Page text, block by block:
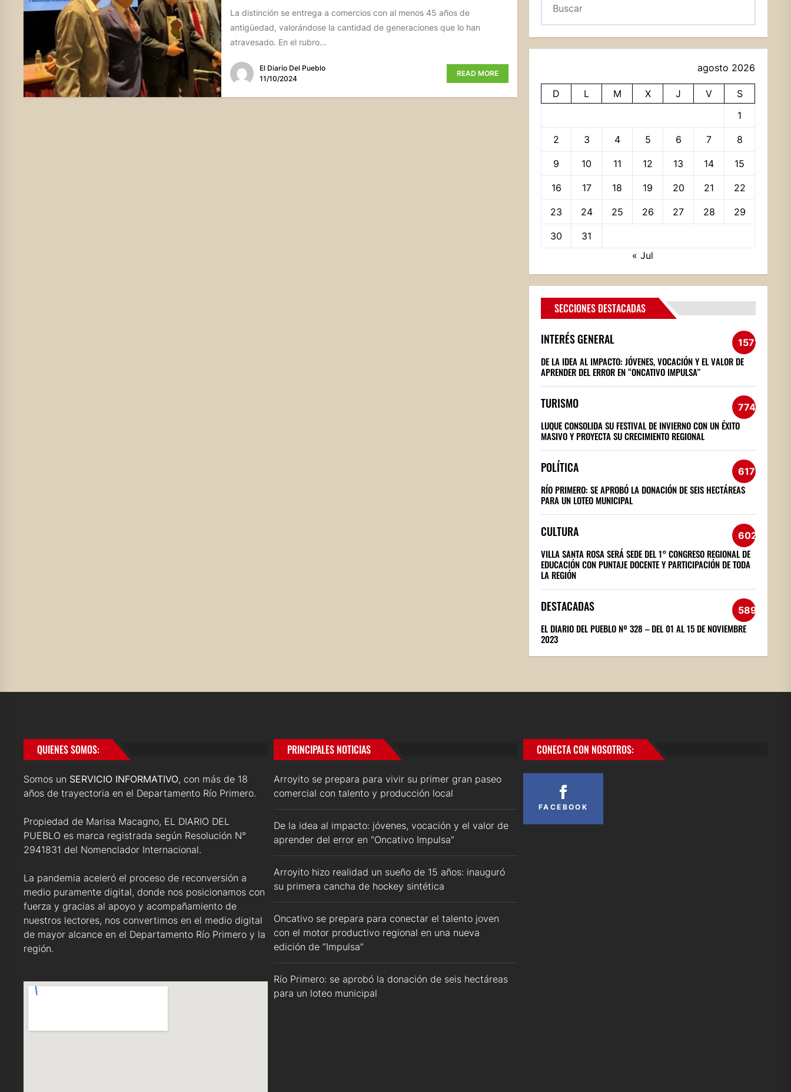
La distinción se entrega a comercios con al menos 45 años de
antigüedad, valorándose la cantidad de generaciones que lo han
atravesado. En el rubro...
El Diario Del Pueblo
11/10/2024
READ MORE agosto 2026
D L M X J V
S
1
2 3 4 5 6 7 8
9 10 11 12 13 14 15
16 17 18 19 20 21 22
23 24 25 26 27 28 29
30
31
« Jul
SECCIONES DESTACADAS
INTERÉS GENERAL 1572
DE LA IDEA AL IMPACTO: JÓVENES, VOCACIÓN Y EL VALOR DE
APRENDER DEL ERROR EN “ONCATIVO IMPULSA”
TURISMO 774
LUQUE CONSOLIDA SU FESTIVAL DE INVIERNO CON UN ÉXITO
MASIVO Y PROYECTA SU CRECIMIENTO REGIONAL
POLÍTICA 617
RÍO PRIMERO: SE APROBÓ LA DONACIÓN DE SEIS HECTÁREAS
PARA UN LOTEO MUNICIPAL
CULTURA 602
VILLA SANTA ROSA SERÁ SEDE DEL 1° CONGRESO REGIONAL DE
EDUCACIÓN CON PUNTAJE DOCENTE Y PARTICIPACIÓN DE TODA
LA REGIÓN
DESTACADAS 589
EL DIARIO DEL PUEBLO Nº 328 – DEL 01 AL 15 DE NOVIEMBRE
2023
QUIENES SOMOS:
Somos un SERVICIO INFORMATIVO, con más de 18
años de trayectoria en el Departamento Río Primero.
Propiedad de Marisa Macagno, EL DIARIO DEL
PUEBLO es marca registrada según Resolución N°
2941831 del Nomenclador Internacional.
La pandemia aceleró el proceso de reconversión a
medio puramente digital, donde nos posicionamos con
fuerza y gracias al apoyo y acompañamiento de
nuestros lectores, nos convertimos en el medio digital
de mayor alcance en el Departamento Río Primero y la
región.
PRINCIPALES NOTICIAS
Arroyito se prepara para vivir su primer gran paseo
comercial con talento y producción local
De la idea al impacto: jóvenes, vocación y el valor de
aprender del error en “Oncativo Impulsa”
Arroyito hizo realidad un sueño de 15 años: inauguró
su primera cancha de hockey sintética
Oncativo se prepara para conectar el talento joven
con el motor productivo regional en una nueva
edición de “Impulsa”
Río Primero: se aprobó la donación de seis hectáreas
para un loteo municipal
CONECTA CON NOSOTROS:
FACEBOOK